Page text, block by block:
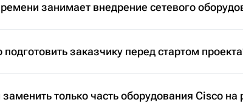
занимает внедрение сетевого
заказчику перед стартом
только часть оборудования Cisco на